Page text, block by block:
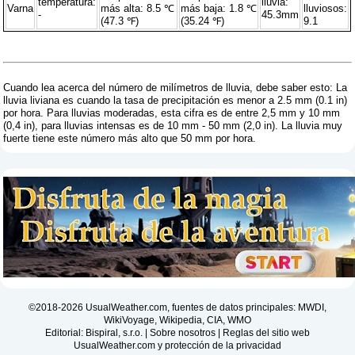
Varna
-
más alta: 8.5 ℃
(47.3 ℉)
más baja: 1.8 ℃
(35.24 ℉)
45.3mm
lluviosos:
9.1
Cuando lea acerca del número de milímetros de lluvia, debe saber esto: La
lluvia liviana es cuando la tasa de precipitación es menor a 2.5 mm (0.1 in)
por hora. Para lluvias moderadas, esta cifra es de entre 2,5 mm y 10 mm
(0,4 in), para lluvias intensas es de 10 mm - 50 mm (2,0 in). La lluvia muy
fuerte tiene este número más alto que 50 mm por hora.
©2018-2026 UsualWeather.com, fuentes de datos principales: MWDI,
WikiVoyage, Wikipedia, CIA, WMO
Editorial: Bispiral, s.r.o. | Sobre nosotros | Reglas del sitio web
UsualWeather.com y protección de la privacidad